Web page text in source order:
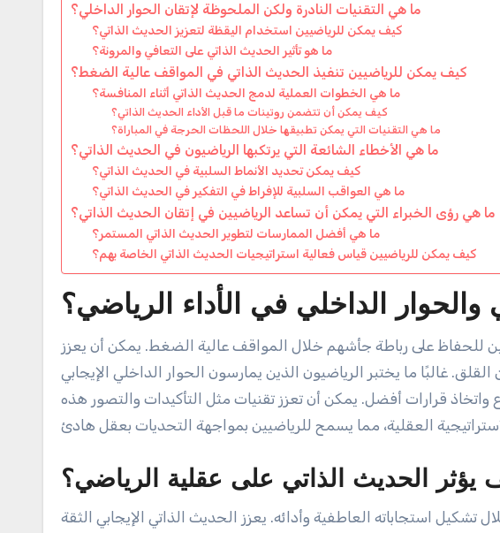
ما هي التقنيات النادرة ولكن الملحوظة لإتقان الحوار الداخلي؟
كيف يمكن للرياضيين استخدام اليقظة لتعزيز الحديث الذاتي؟
ما هو تأثير الحديث الذاتي على التعافي والمرونة؟
كيف يمكن للرياضيين تنفيذ الحديث الذاتي في المواقف عالية الضغط؟
ما هي الخطوات العملية لدمج الحديث الذاتي أثناء المنافسة؟
كيف يمكن أن تتضمن روتينات ما قبل الأداء الحديث الذاتي؟
ما هي التقنيات التي يمكن تطبيقها خلال اللحظات الحرجة في المباراة؟
ما هي الأخطاء الشائعة التي يرتكبها الرياضيون في الحديث الذاتي؟
كيف يمكن تحديد الأنماط السلبية في الحديث الذاتي؟
ما هي العواقب السلبية للإفراط في التفكير في الحديث الذاتي؟
ما هي رؤى الخبراء التي يمكن أن تساعد الرياضيين في إتقان الحديث الذاتي؟
ما هي أفضل الممارسات لتطوير الحديث الذاتي المستمر؟
كيف يمكن للرياضيين قياس فعالية استراتيجيات الحديث الذاتي الخاصة بهم؟
والحوار الداخلي في الأداء الرياضي؟
للحفاظ على رباطة جأشهم خلال المواقف عالية الضغط. يمكن أن يعزز
غالبًا ما يختبر الرياضيون الذين يمارسون الحوار الداخلي الإيجابي
قرارات أفضل. يمكن أن تعزز تقنيات مثل التأكيدات والتصور هذه
يؤثر الحديث الذاتي على عقلية الرياضي؟
استجاباته العاطفية وأدائه. يعزز الحديث الذاتي الإيجابي الثقة